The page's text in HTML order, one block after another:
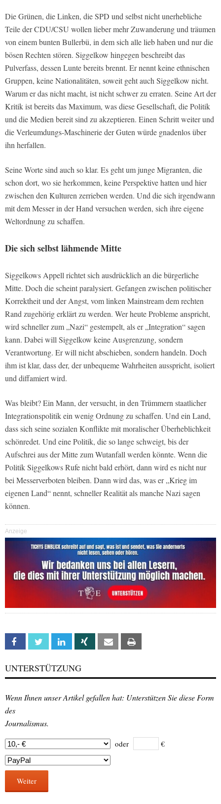
Die Grünen, die Linken, die SPD und selbst nicht unerhebliche
Teile der CDU/CSU wollen lieber mehr Zuwanderung und träumen
von einem bunten Bullerbü, in dem sich alle lieb haben und nur die
bösen Rechten stören. Siggelkow hingegen beschreibt das
Pulverfass, dessen Lunte bereits brennt. Er nennt keine ethnischen
Gruppen, keine Nationalitäten, soweit geht auch Siggelkow nicht.
Warum er das nicht macht, ist nicht schwer zu erraten. Seine Art der
Kritik ist bereits das Maximum, was diese Gesellschaft, die Politik
und die Medien bereit sind zu akzeptieren. Einen Schritt weiter und
die Verleumdungs-Maschinerie der Guten würde gnadenlos über
ihn herfallen.
Seine Worte sind auch so klar. Es geht um junge Migranten, die
schon dort, wo sie herkommen, keine Perspektive hatten und hier
zwischen den Kulturen zerrieben werden. Und die sich irgendwann
mit dem Messer in der Hand versuchen werden, sich ihre eigene
Weltordnung zu schaffen.
Die sich selbst lähmende Mitte
Siggelkows Appell richtet sich ausdrücklich an die bürgerliche
Mitte. Doch die scheint paralysiert. Gefangen zwischen politischer
Korrektheit und der Angst, vom linken Mainstream dem rechten
Rand zugehörig erklärt zu werden. Wer heute Probleme anspricht,
wird schneller zum „Nazi“ gestempelt, als er „Integration“ sagen
kann. Dabei will Siggelkow keine Ausgrenzung, sondern
Verantwortung. Er will nicht abschieben, sondern handeln. Doch
ihm ist klar, dass der, der unbequeme Wahrheiten ausspricht, isoliert
und diffamiert wird.
Was bleibt? Ein Mann, der versucht, in den Trümmern staatlicher
Integrationspolitik ein wenig Ordnung zu schaffen. Und ein Land,
dass sich seine sozialen Konflikte mit moralischer Überheblichkeit
schönredet. Und eine Politik, die so lange schweigt, bis der
Aufschrei aus der Mitte zum Wutanfall werden könnte. Wenn die
Politik Siggelkows Rufe nicht bald erhört, dann wird es nicht nur
bei Messerverboten bleiben. Dann wird das, was er „Krieg im
eigenen Land“ nennt, schneller Realität als manche Nazi sagen
können.
Anzeige
Facebook Twitter Linkedin Xing Email
UNTERSTÜTZUNG
Wenn Ihnen unser Artikel gefallen hat: Unterstützen Sie diese Form
des
Journalismus.
oder €
Weiter